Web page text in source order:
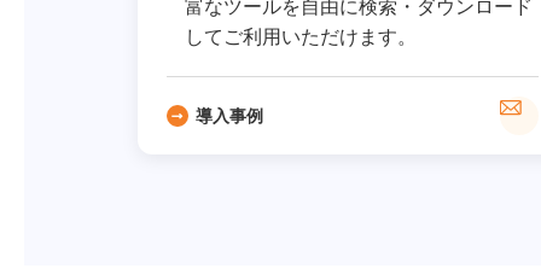
富なツールを自由に検索・ダウンロード
してご利用いただけます。
導入事例